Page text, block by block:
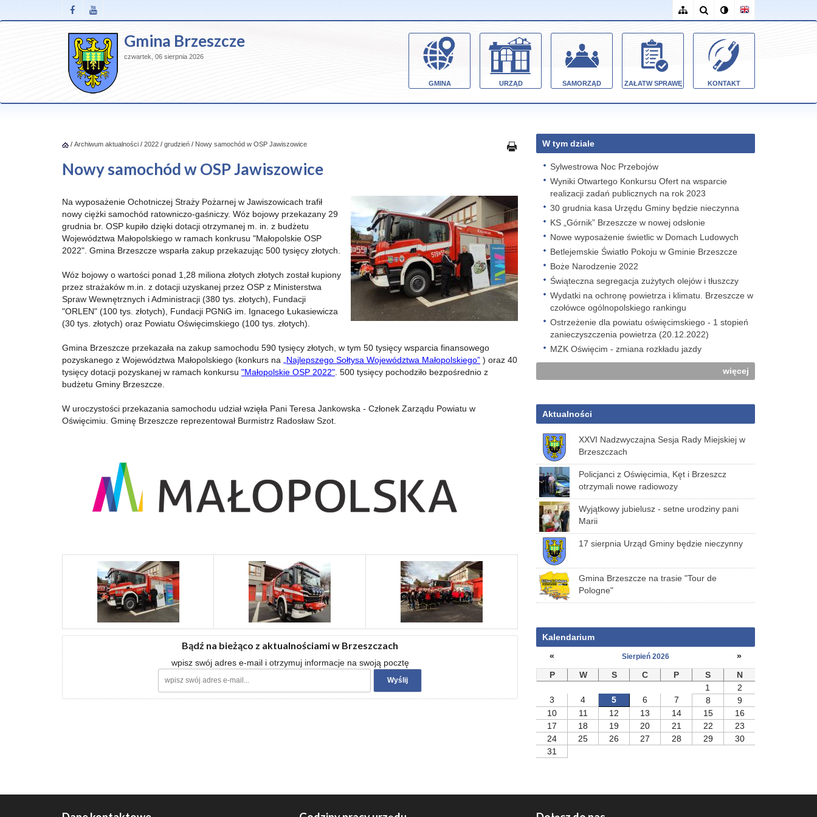
Gmina Brzeszcze
czwartek, 06 sierpnia 2026
GMINA URZĄD SAMORZĄD ZAŁATW SPRAWĘ KONTAKT
/ Archiwum aktualności / 2022 / grudzień / Nowy samochód w OSP Jawiszowice
Nowy samochód w OSP Jawiszowice
Na wyposażenie Ochotniczej Straży Pożarnej w Jawiszowicach trafił
nowy ciężki samochód ratowniczo-gaśniczy. Wóz bojowy przekazany 29
grudnia br. OSP kupiło dzięki dotacji otrzymanej m. in. z budżetu
Województwa Małopolskiego w ramach konkrusu "Małopolskie OSP
2022". Gmina Brzeszcze wsparła zakup przekazując 500 tysięcy złotych.
Wóz bojowy o wartości ponad 1,28 miliona złotych złotych został kupiony
przez strażaków m.in. z dotacji uzyskanej przez OSP z Ministerstwa
Spraw Wewnętrznych i Administracji (380 tys. złotych), Fundacji
"ORLEN" (100 tys. złotych), Fundacji PGNiG im. Ignacego Łukasiewicza
(30 tys. złotych) oraz Powiatu Oświęcimskiego (100 tys. złotych).
Gmina Brzeszcze przekazała na zakup samochodu 590 tysięcy złotych, w tym 50 tysięcy wsparcia finansowego
pozyskanego z Województwa Małopolskiego (konkurs na
„Najlepszego Sołtysa Województwa Małopolskiego” ) oraz 40
tysięcy dotacji pozyskanej w ramach konkursu "Małopolskie OSP 2022" . 500 tysięcy pochodziło bezpośrednio z
budżetu Gminy Brzeszcze.
W uroczystości przekazania samochodu udział wzięła Pani Teresa Jankowska - Członek Zarządu Powiatu w
Oświęcimiu. Gminę Brzeszcze reprezentował Burmistrz Radosław Szot.
Bądź na bieżąco z aktualnościami w Brzeszczach
wpisz swój adres e-mail i otrzymuj informacje na swoją pocztę
W tym dziale
Sylwestrowa Noc Przebojów
Wyniki Otwartego Konkursu Ofert na wsparcie
realizacji zadań publicznych na rok 2023
30 grudnia kasa Urzędu Gminy będzie nieczynna
KS „Górnik” Brzeszcze w nowej odsłonie
Nowe wyposażenie świetlic w Domach Ludowych
Betlejemskie Światło Pokoju w Gminie Brzeszcze
Boże Narodzenie 2022
Świąteczna segregacja zużytych olejów i tłuszczy
Wydatki na ochronę powietrza i klimatu. Brzeszcze w
czołówce ogólnopolskiego rankingu
Ostrzeżenie dla powiatu oświęcimskiego - 1 stopień
zanieczyszczenia powietrza (20.12.2022)
MZK Oświęcim - zmiana rozkładu jazdy
więcej
Aktualności
XXVI Nadzwyczajna Sesja Rady Miejskiej w
Brzeszczach
Policjanci z Oświęcimia, Kęt i Brzeszcz
otrzymali nowe radiowozy
Wyjątkowy jubielusz - setne urodziny pani
Marii
17 sierpnia Urząd Gminy będzie nieczynny
Gmina Brzeszcze na trasie "Tour de
Pologne"
Kalendarium
«
Sierpień 2026
»
P
W S C P S
N
1
2
3
4 5 6 7 8
9
10
11 12 13 14 15
16
17
18 19 20 21 22
23
24
25 26 27 28 29
30
31